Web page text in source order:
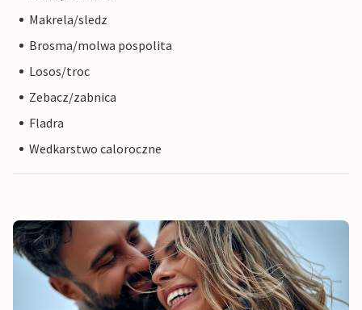
Makrela/sledz
Brosma/molwa pospolita
Losos/troc
Zebacz/zabnica
Fladra
Wedkarstwo caloroczne